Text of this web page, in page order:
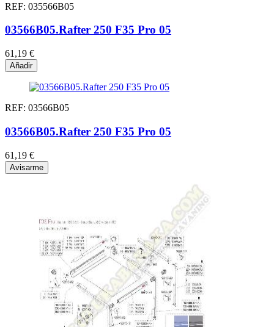
REF: 035566B05
03566B05.Rafter 250 F35 Pro 05
61,19 €
Añadir
REF: 03566B05
03566B05.Rafter 250 F35 Pro 05
61,19 €
Avisarme